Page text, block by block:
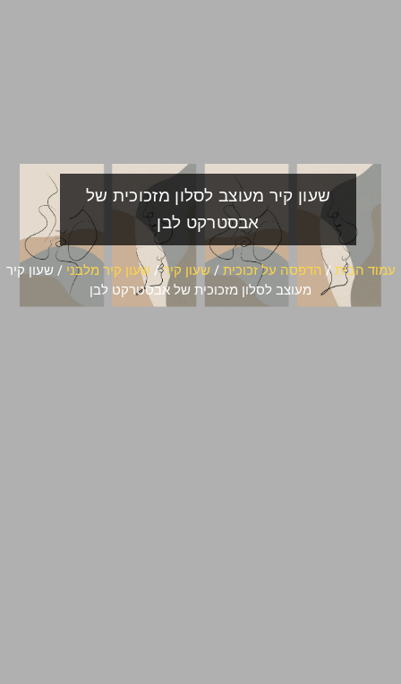
שעון קיר מעוצב לסלון מזכוכית של
אבסטרקט לבן
עמוד הבית/הדפסה על זכוכית/שעון קיר/שעון קיר מלבני / שעון קיר
מעוצב לסלון מזכוכית של אבסטרקט לבן